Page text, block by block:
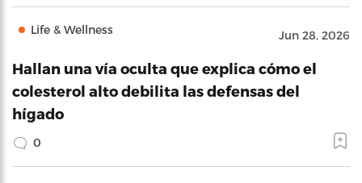
Life & Wellness Jun 28, 2026
Hallan una vía oculta que explica cómo el
colesterol alto debilita las defensas del
hígado
0